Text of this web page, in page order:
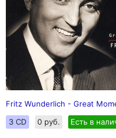
Fritz Wunderlich - Great
3 CD
0 руб. Есть в